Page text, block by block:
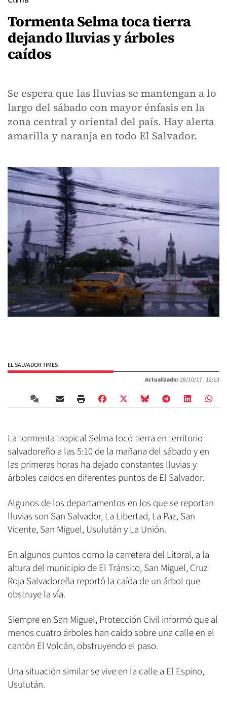
Tormenta Selma toca tierra
dejando lluvias y árboles
caídos
Se espera que las lluvias se mantengan a lo
largo del sábado con mayor énfasis en la
zona central y oriental del país. Hay alerta
amarilla y naranja en todo El Salvador.
EL SALVADOR TIMES
Actualizado:28/10/17 | 12:13
La tormenta tropical Selma tocó tierra en territorio
salvadoreño a las 5:10 de la mañana del sábado y en
las primeras horas ha dejado constantes lluvias y
árboles caídos en diferentes puntos de El Salvador.
Algunos de los departamentos en los que se reportan
lluvias son San Salvador, La Libertad, La Paz, San
Vicente, San Miguel, Usulután y La Unión.
En algunos puntos como la carretera del Litoral, a la
altura del municipio de El Tránsito, San Miguel, Cruz
Roja Salvadoreña reportó la caída de un árbol que
obstruye la vía.
Siempre en San Miguel, Protección Civil informó que al
menos cuatro árboles han caído sobre una calle en el
cantón El Volcán, obstruyendo el paso.
Una situación similar se vive en la calle a El Espino,
Usulután.